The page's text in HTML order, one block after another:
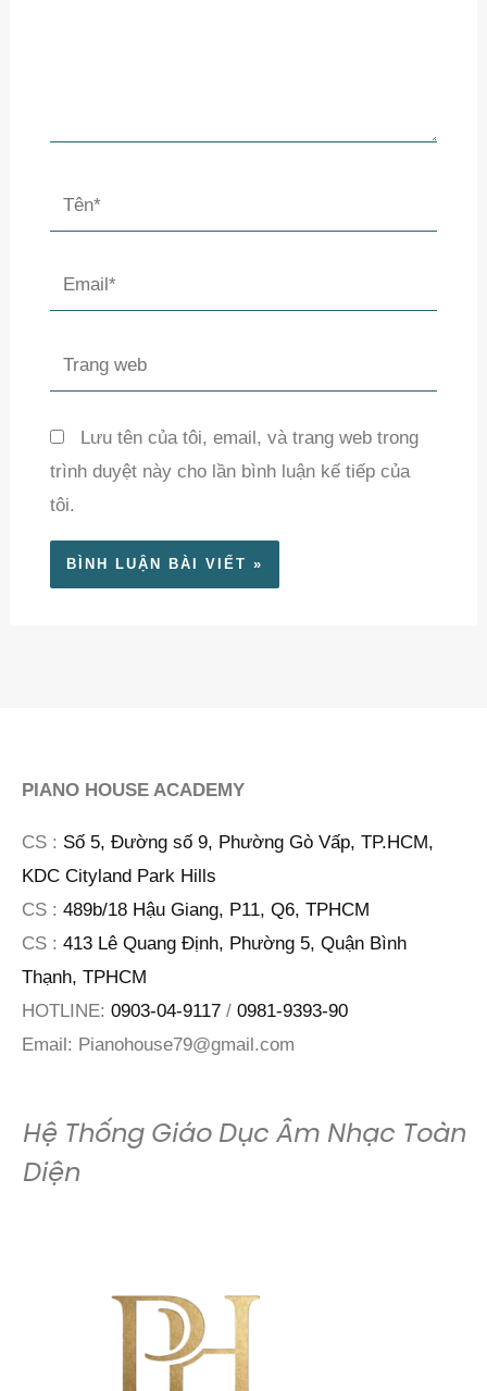
Tên*
Email*
Trang
web
Lưu tên của tôi, email, và trang web trong
trình duyệt này cho lần bình luận kế tiếp của
tôi.
PIANO HOUSE ACADEMY
CS : Số 5, Đường số 9, Phường Gò Vấp, TP.HCM,
KDC Cityland Park Hills
CS : 489b/18 Hậu Giang, P11, Q6, TPHCM
CS : 413 Lê Quang Định, Phường 5, Quận Bình
Thạnh, TPHCM
HOTLINE: 0903-04-9117 / 0981-9393-90
Email: Pianohouse79@gmail.com
Hệ Thống Giáo Dục Âm Nhạc Toàn
Diện